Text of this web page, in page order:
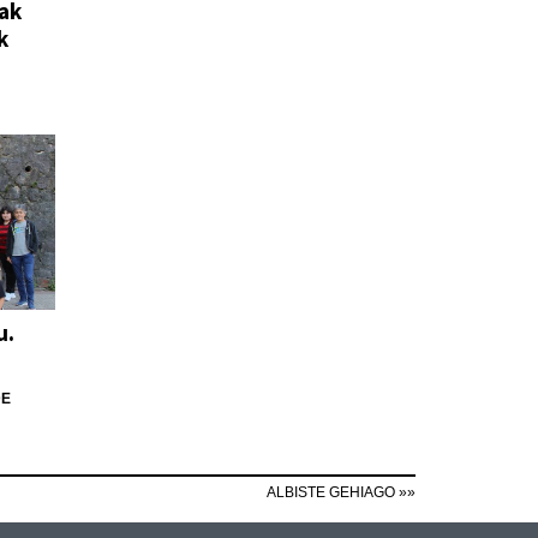
ALBISTE GEHIAGO »»